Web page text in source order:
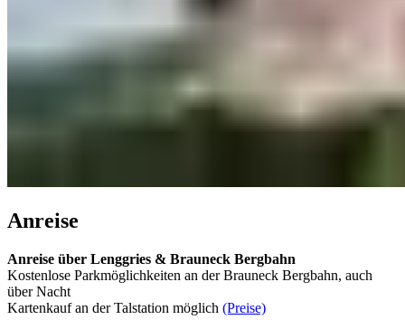
Anreise
Anreise über Lenggries & Brauneck Bergbahn
Kostenlose Parkmöglichkeiten an der Brauneck Bergbahn, auch
über Nacht
Kartenkauf an der Talstation möglich (Preise)